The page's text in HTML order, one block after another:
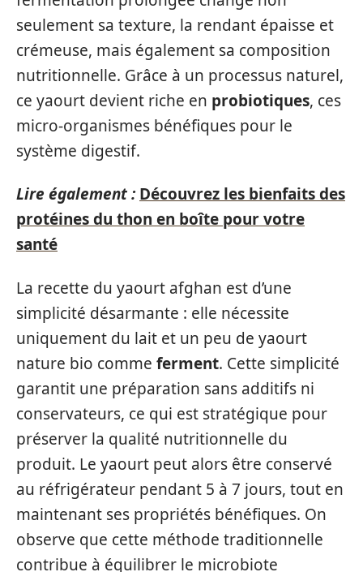
seulement sa texture, la rendant épaisse et
crémeuse, mais également sa composition
nutritionnelle. Grâce à un processus naturel,
ce yaourt devient riche en probiotiques, ces
micro-organismes bénéfiques pour le
système digestif.
Lire également : Découvrez les bienfaits des
protéines du thon en boîte pour votre
santé
La recette du yaourt afghan est d’une
simplicité désarmante : elle nécessite
uniquement du lait et un peu de yaourt
nature bio comme ferment. Cette simplicité
garantit une préparation sans additifs ni
conservateurs, ce qui est stratégique pour
préserver la qualité nutritionnelle du
produit. Le yaourt peut alors être conservé
au réfrigérateur pendant 5 à 7 jours, tout en
maintenant ses propriétés bénéfiques. On
observe que cette méthode traditionnelle
contribue à équilibrer le microbiote